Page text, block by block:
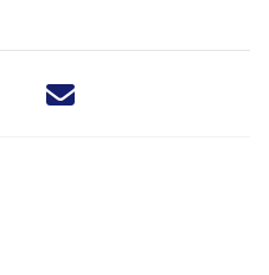
Deel dit nieuwsbericht via X -
Deel dit nieuwsbericht via
Deel dit nieuwsbericht
Deel dit